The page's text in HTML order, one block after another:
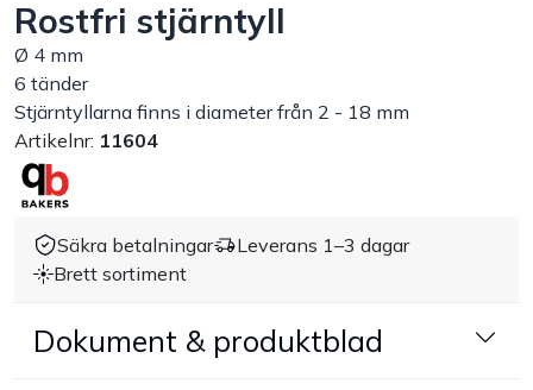
Arbetskläder
Plåtbyte
Monin
Handla efter bransch
Varumärken
Outlet
Rostfri stjärntyll
Ø 4 mm
6 tänder
Stjärntyllarna finns i diameter från 2 - 18 mm
Artikelnr: 11604
Säkra betalningar
Leverans 1–3 dagar
Brett sortiment
Dokument & produktblad